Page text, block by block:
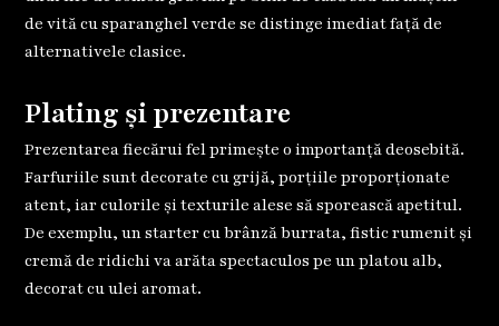
de vită cu sparanghel verde se distinge imediat față de
alternativele clasice.
Plating și prezentare
Prezentarea fiecărui fel primește o importanță deosebită.
Farfuriile sunt decorate cu grijă, porțiile proporționate
atent, iar culorile și texturile alese să sporească apetitul.
De exemplu, un starter cu brânză burrata, fistic rumenit și
cremă de ridichi va arăta spectaculos pe un platou alb,
decorat cu ulei aromat.